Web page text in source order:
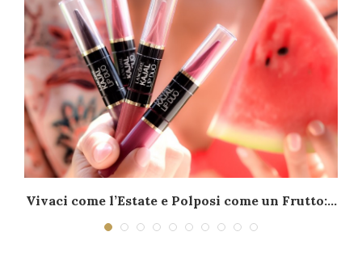
Vivaci come l’Estate e Polposi come un Frutto:...